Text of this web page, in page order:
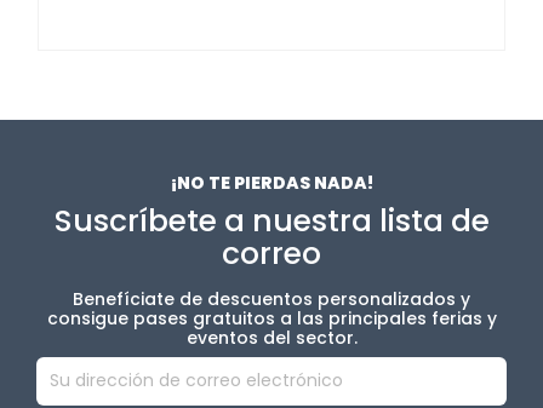
¡NO TE PIERDAS NADA!
Suscríbete a nuestra lista de
correo
Benefíciate de descuentos personalizados y
consigue pases gratuitos a las principales ferias y
eventos del sector.